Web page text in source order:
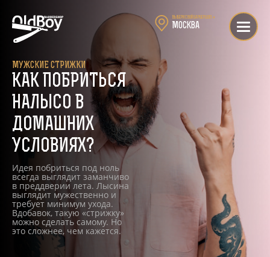
Выбери свой барбершоп:▼
Москва
МУЖСКИЕ СТРИЖКИ
КАК ПОБРИТЬСЯ
НАЛЫСО В
ДОМАШНИХ
УСЛОВИЯХ?
Идея побриться под ноль
всегда выглядит заманчиво
в преддверии лета. Лысина
выглядит мужественно и
требует минимум ухода.
Вдобавок, такую «стрижку»
можно сделать самому. Но
это сложнее, чем кажется.